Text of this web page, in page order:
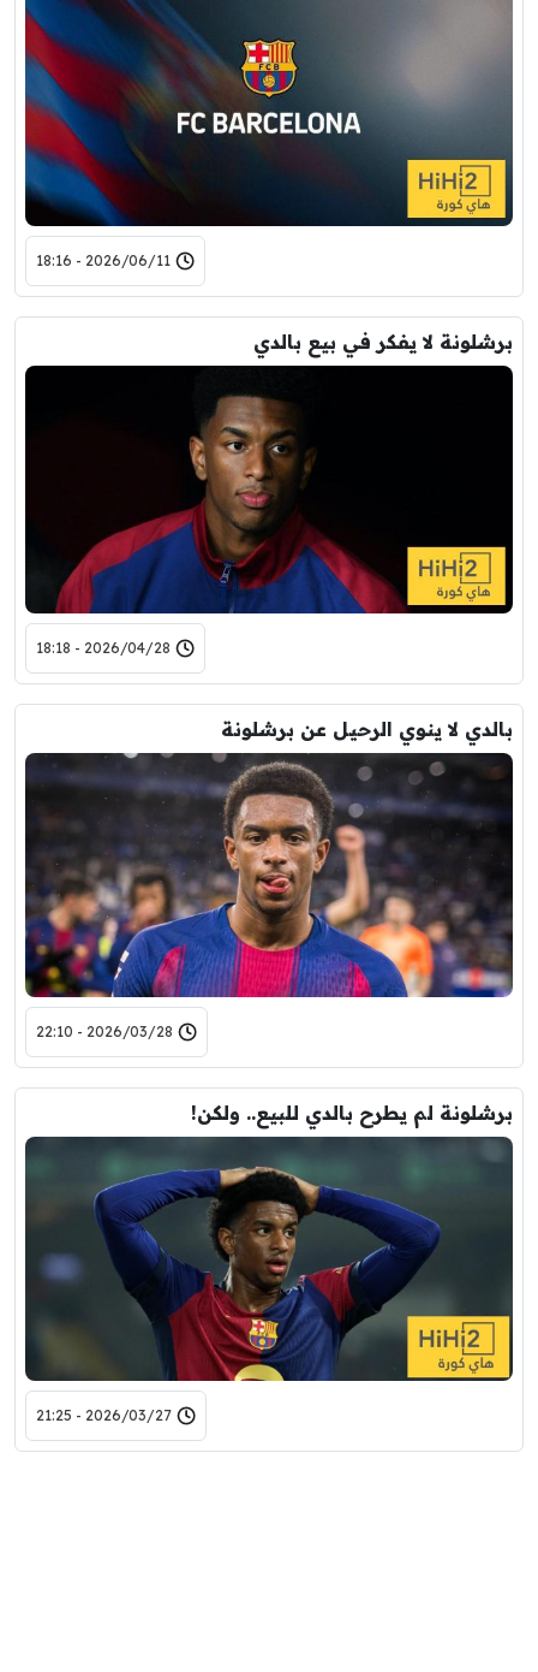
2026/06/11 - 18:16
برشلونة لا يفكر في بيع بالدي
2026/04/28 - 18:18
بالدي لا ينوي الرحيل عن برشلونة
2026/03/28 - 22:10
برشلونة لم يطرح بالدي للبيع.. ولكن!
2026/03/27 - 21:25